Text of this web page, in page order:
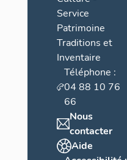
Service
Patrimoine
Traditions et
Inventaire
Téléphone :
04 88 10 76
66
Nous
contacter
Aide